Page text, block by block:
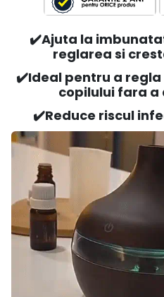
✔️Ajuta la
reglarea si
✔️Ideal pentru a
copilului fara
✔️Reduce riscul